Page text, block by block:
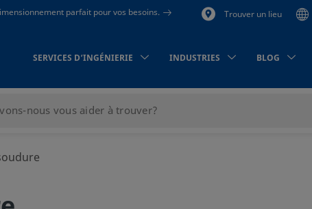
parfait pour vos besoins. Trouver un lieu
SERVICES D’INGÉNIERIE INDUSTRIES BLOG